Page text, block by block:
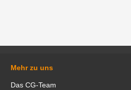
Mehr zu uns
Das CG-Team